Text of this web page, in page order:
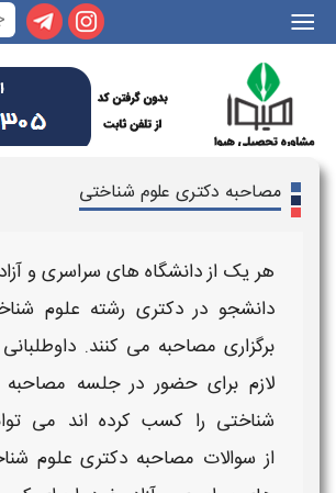
|||
مصاحبه دکتری علوم شناختی
هر یک ازدانشگاه های سراسری و آزاد
دانشجو دردکتری رشته علوم
برگزاری مصاحبه می کنند.
لازم برای حضور در جلسه
شناختی را کسب کرده اند می
از سوالات مصاحبه دکتری علوم